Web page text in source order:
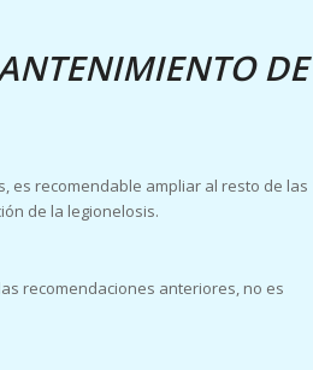
DE
es recomendable ampliar al resto de las
de la legionelosis.
recomendaciones anteriores, no es